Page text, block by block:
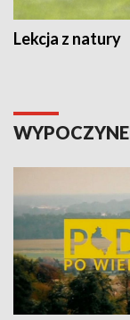
Lekcja z natury